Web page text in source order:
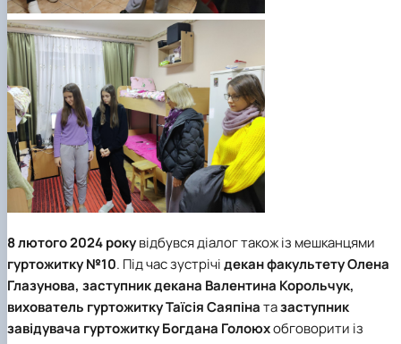
8 лютого 2024 рокувідбувся діалог також із мешканцями
гуртожитку №10. Під час зустрічідекан факультетуОлена
Глазунова, заступник декана Валентина Корольчук,
вихователь гуртожиткуТаїсія Саяпінатазаступник
завідувача гуртожиткуБогдана Голоюхобговорити із